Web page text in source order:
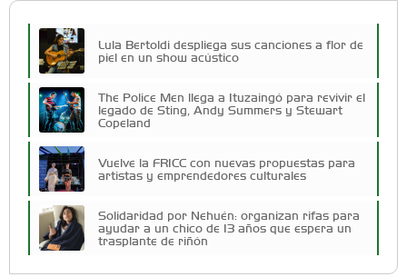
Lula Bertoldi despliega sus canciones a flor de
piel en un show acústico
The Police Men llega a Ituzaingó para revivir el
legado de Sting, Andy Summers y Stewart
Copeland
Vuelve la FRICC con nuevas propuestas para
artistas y emprendedores culturales
Solidaridad por Nehuén: organizan rifas para
ayudar a un chico de 13 años que espera un
trasplante de riñón